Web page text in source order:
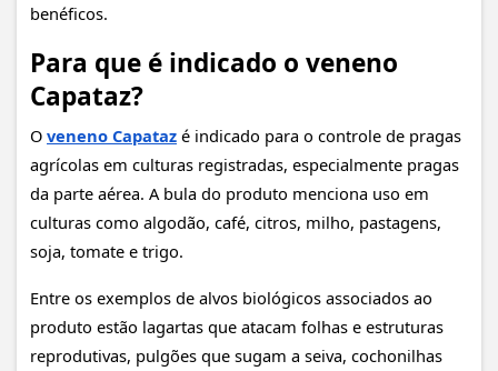
benéficos.
Para que é indicado o veneno
Capataz?
O veneno Capataz é indicado para o controle de pragas
agrícolas em culturas registradas, especialmente pragas
da parte aérea. A bula do produto menciona uso em
culturas como algodão, café, citros, milho, pastagens,
soja, tomate e trigo.
Entre os exemplos de alvos biológicos associados ao
produto estão lagartas que atacam folhas e estruturas
reprodutivas, pulgões que sugam a seiva, cochonilhas